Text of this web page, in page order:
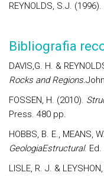
REYNOLDS, S.J. (1996).
Bibliografia
DAVIS,G. H. &
Rocks and Regions.
FOSSEN, H. (2010).
Press. 480 pp.
HOBBS, B. E., MEANS,
GeologiaEstructural.
LISLE, R. J. &